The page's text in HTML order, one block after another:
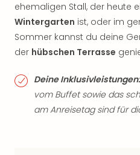
ehemaligen Stall, der heute
Wintergarten ist, oder im
Sommer kannst du deine
der hübschen Terrasse
Deine Inklusivleistungen:
vom Buffet sowie das
am Anreisetag sind für